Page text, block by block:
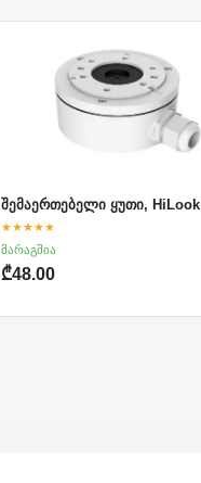
შემაერთებელი ყუთი, HiLook
★★★★★
მარაგშია
₾48.00